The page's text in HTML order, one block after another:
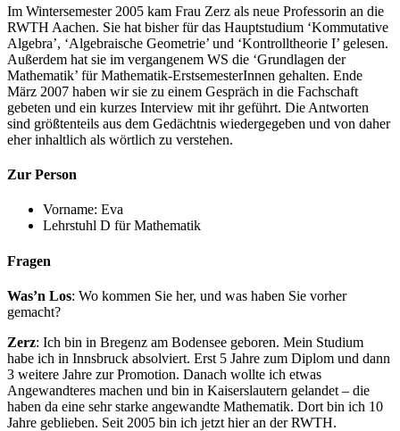
Im Wintersemester 2005 kam Frau Zerz als neue Professorin an die
RWTH Aachen. Sie hat bisher für das Hauptstudium ‘Kommutative
Algebra’, ‘Algebraische Geometrie’ und ‘Kontrolltheorie I’ gelesen.
Außerdem hat sie im vergangenem WS die ‘Grundlagen der
Mathematik’ für Mathematik-ErstsemesterInnen gehalten. Ende
März 2007 haben wir sie zu einem Gespräch in die Fachschaft
gebeten und ein kurzes Interview mit ihr geführt. Die Antworten
sind größtenteils aus dem Gedächtnis wiedergegeben und von daher
eher inhaltlich als wörtlich zu verstehen.
Zur Person
Vorname: Eva
Lehrstuhl D für Mathematik
Fragen
Was’n Los: Wo kommen Sie her, und was haben Sie vorher
gemacht?
Zerz: Ich bin in Bregenz am Bodensee geboren. Mein Studium
habe ich in Innsbruck absolviert. Erst 5 Jahre zum Diplom und dann
3 weitere Jahre zur Promotion. Danach wollte ich etwas
Angewandteres machen und bin in Kaiserslautern gelandet – die
haben da eine sehr starke angewandte Mathematik. Dort bin ich 10
Jahre geblieben. Seit 2005 bin ich jetzt hier an der RWTH.